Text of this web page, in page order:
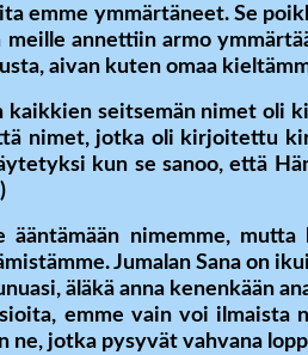
emme ymmärtäneet. Se
meille annettiin armo
aivan kuten omaa
kaikkien seitsemän nimet oli
nimet, jotka oli kirjoitettu
kun se sanoo, että
ääntämään nimemme,
Jumalan Sana on
äläkä anna kenenkään
emme vain voi ilmaista
ne, jotka pysyvät vahvana